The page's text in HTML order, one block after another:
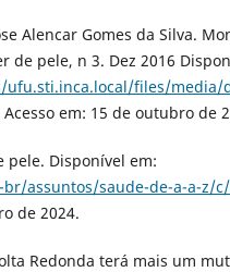
Alencar Gomes da Silva.
de pele, n 3. Dez 2016
files/media/
Acesso em: 15 de outubro de
pele. Disponível em:
assuntos/saude-de-a-a-z/
de 2024.
Redonda terá mais um